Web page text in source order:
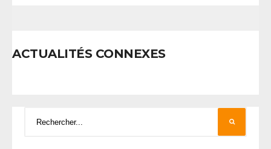
ACTUALITÉS CONNEXES